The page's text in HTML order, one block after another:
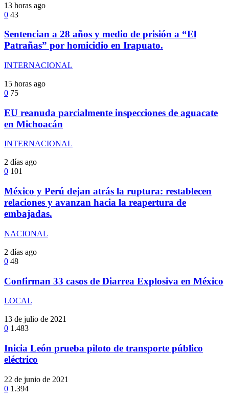
13 horas ago
0 43
Sentencian a 28 años y medio de prisión a “El
Patrañas” por homicidio en Irapuato.
INTERNACIONAL
15 horas ago
0 75
EU reanuda parcialmente inspecciones de aguacate
en Michoacán
INTERNACIONAL
2 días ago
0 101
México y Perú dejan atrás la ruptura: restablecen
relaciones y avanzan hacia la reapertura de
embajadas.
NACIONAL
2 días ago
0 48
Confirman 33 casos de Diarrea Explosiva en México
LOCAL
13 de julio de 2021
0 1.483
Inicia León prueba piloto de transporte público
eléctrico
22 de junio de 2021
0 1.394